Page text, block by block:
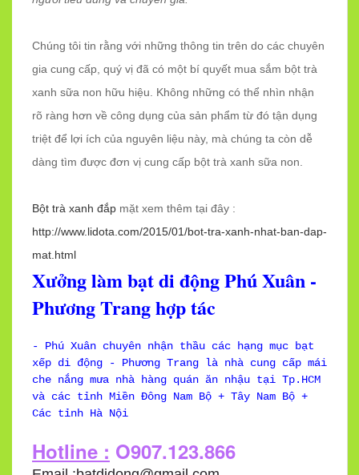
Chúng tôi tin rằng với những thông tin trên do các chuyên
gia cung cấp, quý vị đã có một bí quyết mua sắm bột trà
xanh sữa non hữu hiệu. Không những có thể nhìn nhận
rõ ràng hơn về công dụng của sản phẩm từ đó tận dụng
triệt để lợi ích của nguyên liệu này, mà chúng ta còn dễ
dàng tìm được đơn vị cung cấp bột trà xanh sữa non.
Bột trà xanh đắp mặt xem thêm tại đây :
http://www.lidota.com/2015/01/bot-tra-xanh-nhat-ban-dap-
mat.html
Xưởng làm bạt di động Phú Xuân -
Phương Trang hợp tác
- Phú Xuân chuyên nhận thầu các hạng mục bạt
xếp di động - Phương Trang là nhà cung cấp mái
che nắng mưa nhà hàng quán ăn nhậu tại Tp.HCM
và các tỉnh Miền Đông Nam Bộ + Tây Nam Bộ +
Các tỉnh Hà Nội
Hotline : O907.123.866